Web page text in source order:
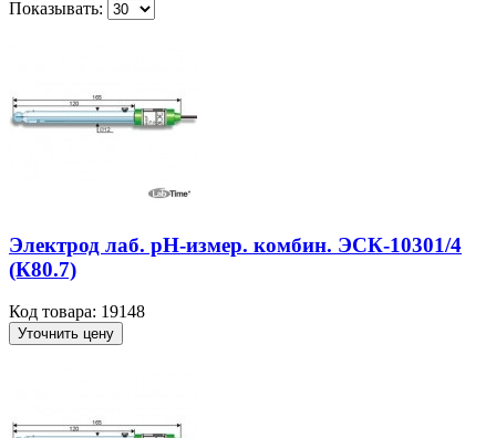
Показывать:
Электрод лаб. рН-измер. комбин. ЭСК-10301/4
(К80.7)
Код товара: 19148
Уточнить цену